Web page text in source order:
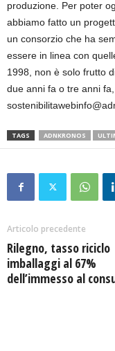
produzione. Per poter
abbiamo fatto un
un consorzio che ha
essere in linea con
1998, non è solo frutto
due anni fa o tre anni
TAGS ADNKRONOS
Articolo precedente
Rilegno, tasso riciclo
imballaggi al 67%
dell’immesso al